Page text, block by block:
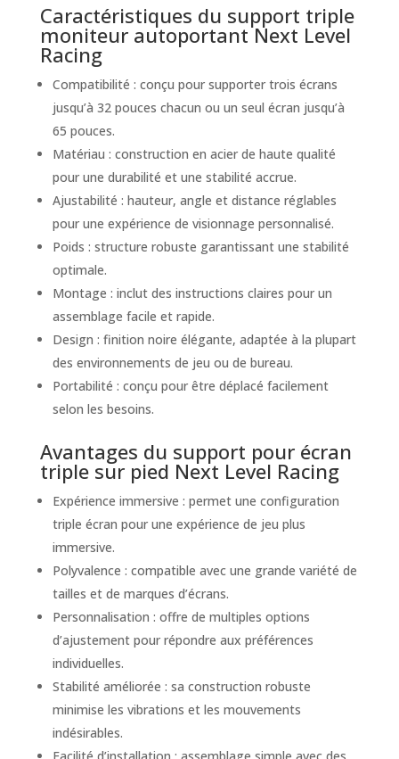
Caractéristiques du support triple
moniteur autoportant Next Level
Racing
Compatibilité : conçu pour supporter trois écrans
jusqu’à 32 pouces chacun ou un seul écran jusqu’à
65 pouces.
Matériau : construction en acier de haute qualité
pour une durabilité et une stabilité accrue.
Ajustabilité : hauteur, angle et distance réglables
pour une expérience de visionnage personnalisé.
Poids : structure robuste garantissant une stabilité
optimale.
Montage : inclut des instructions claires pour un
assemblage facile et rapide.
Design : finition noire élégante, adaptée à la plupart
des environnements de jeu ou de bureau.
Portabilité : conçu pour être déplacé facilement
selon les besoins.
Avantages du support pour écran
triple sur pied Next Level Racing
Expérience immersive : permet une configuration
triple écran pour une expérience de jeu plus
immersive.
Polyvalence : compatible avec une grande variété de
tailles et de marques d’écrans.
Personnalisation : offre de multiples options
d’ajustement pour répondre aux préférences
individuelles.
Stabilité améliorée : sa construction robuste
minimise les vibrations et les mouvements
indésirables.